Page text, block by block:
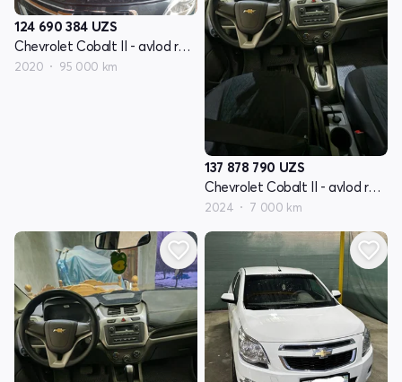
124 690 384 UZS
Chevrolet Cobalt II - avlod restyling
2020 95 000 km
137 878 790 UZS
Chevrolet Cobalt II - avlod restyling
2024 7 000 km